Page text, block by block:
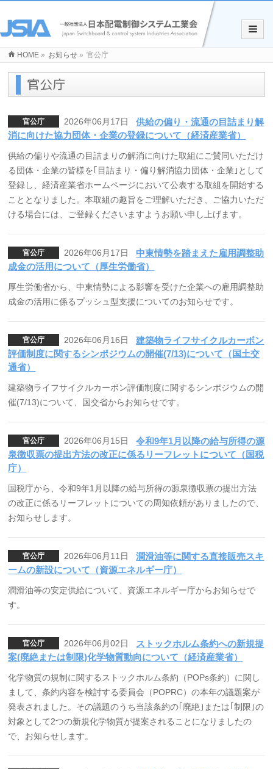
HOME » お知らせ » 官公庁
官公庁
官公庁 2026年06月17日
供給の偏り・流通の目詰まり解
消に向けた協力団体・企業の登録について（経済産業省）
供給の偏りや流通の目詰まりの解消に向けた取組にご賛同いただけ
る団体・企業の皆様を｢目詰まり・偏り解消協力団体・企業｣として
登録し、経済産業省ホームページにおいて公表する取組を開始する
こととなりました。本取組の趣旨をご理解いただき、ご協力いただ
ける場合には、ご登録くださいますようお願い申し上げます。
官公庁 2026年06月17日
中東情勢を踏まえた雇用調整助
成金の活用について（厚生労働省）
厚生労働省から、中東情勢による影響を受けた企業への雇用調整助
成金の活用に係るプッシュ型支援についてのお知らせです。
官公庁 2026年06月16日
建築物ライフサイクルカーボン
評価制度に関するシンポジウムの開催(7/13)について（国土交
通省）
建築物ライフサイクルカーボン評価制度に関するシンポジウムの開
催(7/13)について、国交省からお知らせです。
官公庁 2026年06月15日
令和9年1月以降の給与所得の源
泉徴収票の提出方法の改正に係るリーフレットについて（国税
庁）
国税庁から、令和9年1月以降の給与所得の源泉徴収票の提出方法
の改正に係るリーフレットについての周知依頼がありましたので、
お知らせします。
官公庁 2026年06月11日
潤滑油等に関する直接販売スキ
ームの新設について（資源エネルギー庁）
潤滑油等の安定供給について、資源エネルギー庁からお知らせで
す。
官公庁 2026年06月02日
ストックホルム条約への新規提
案(廃絶または制限)化学物質動向について（経済産業省）
化学物質の規制に関するストックホルム条約（POPs条約）に関し
まして、条約内容を検討する委員会（POPRC）の本年の議題案が
発表されました。その議題のうち当該条約の｢廃絶｣または｢制限｣の
対象として2つの新規化学物質が提案されることになりましたの
で、お知らせします。